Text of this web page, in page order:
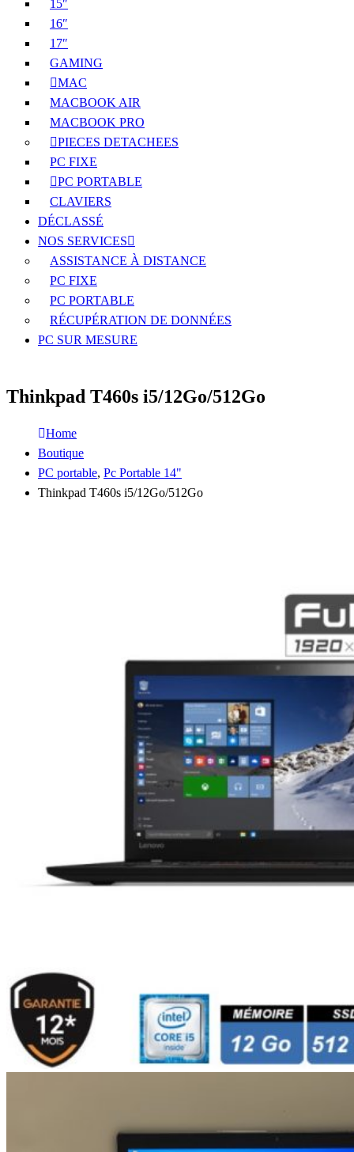
15″
16″
17″
GAMING
MAC
MACBOOK AIR
MACBOOK PRO
PIECES DETACHEES
PC FIXE
PC PORTABLE
CLAVIERS
DÉCLASSÉ
NOS SERVICES
ASSISTANCE À DISTANCE
PC FIXE
PC PORTABLE
RÉCUPÉRATION DE DONNÉES
PC SUR MESURE
Thinkpad T460s i5/12Go/512Go
Home
Boutique
PC portable, Pc Portable 14"
Thinkpad T460s i5/12Go/512Go